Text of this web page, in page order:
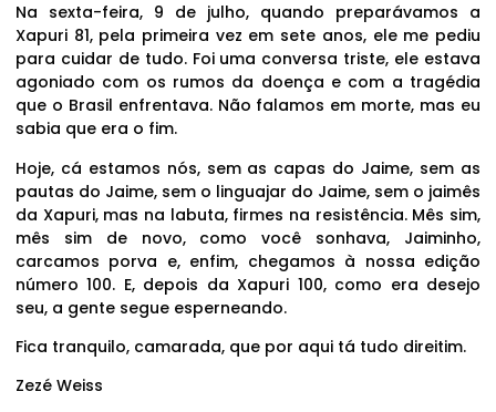
Na sexta-feira, 9 de julho, quando preparávamos a
Xapuri 81, pela primeira vez em sete anos, ele me pediu
para cuidar de tudo. Foi uma conversa triste, ele estava
agoniado com os rumos da doença e com a tragédia
que o Brasil enfrentava. Não falamos em morte, mas eu
sabia que era o fim.
Hoje, cá estamos nós, sem as capas do Jaime, sem as
pautas do Jaime, sem o linguajar do Jaime, sem o jaimês
da Xapuri, mas na labuta, firmes na resistência. Mês sim,
mês sim de novo, como você sonhava, Jaiminho,
carcamos porva e, enfim, chegamos à nossa edição
número 100. E, depois da Xapuri 100, como era desejo
seu, a gente segue esperneando.
Fica tranquilo, camarada, que por aqui tá tudo direitim.
Zezé Weiss